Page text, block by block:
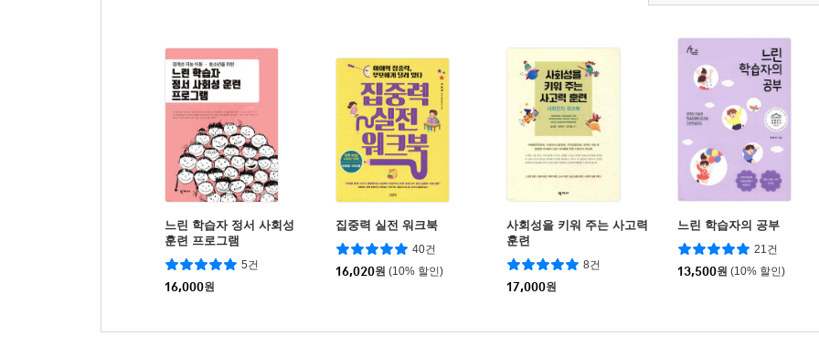
느린 학습자 정서 사회성
훈련 프로그램
5건
16,000원
집중력 실전 워크북
40건
16,020원 (10% 할인)
사회성을 키워 주는 사고력
훈련
8건
17,000원
느린 학습자의 공부
21건
13,500원 (10% 할인)